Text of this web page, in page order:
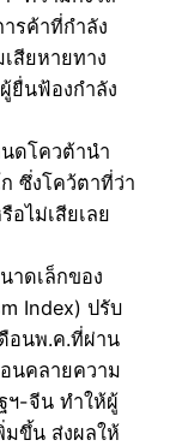
รค้าที่กำลัง
สียหายทาง
ยื่นฟ้องกำลัง
ดโควต้านำ
ซึ่งโคว้ตาที่ว่า
อไม่เสียเลย
าดเล็กของ
Index) ปรับ
อนพ.ค.ที่ผ่าน
นคลายความ
ฯ-จีน ทำให้ผู้
มขึ้น ส่งผลให้